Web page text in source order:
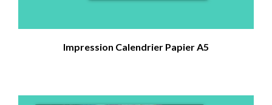
Impression Calendrier Papier A5